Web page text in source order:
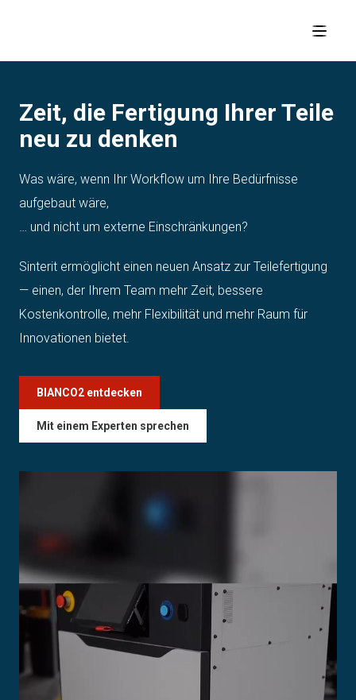
Zeit, die Fertigung Ihrer Teile
neu zu denken
Was wäre, wenn Ihr Workflow um Ihre Bedürfnisse
aufgebaut wäre,
… und nicht um externe Einschränkungen?
Sinterit ermöglicht einen neuen Ansatz zur Teilefertigung
— einen, der Ihrem Team mehr Zeit, bessere
Kostenkontrolle, mehr Flexibilität und mehr Raum für
Innovationen bietet.
BIANCO2 entdecken
Mit einem Experten sprechen